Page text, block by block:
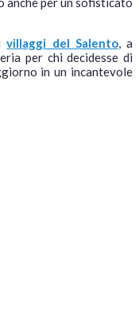
villaggi del Salento, a
per chi decidesse di
in un incantevole